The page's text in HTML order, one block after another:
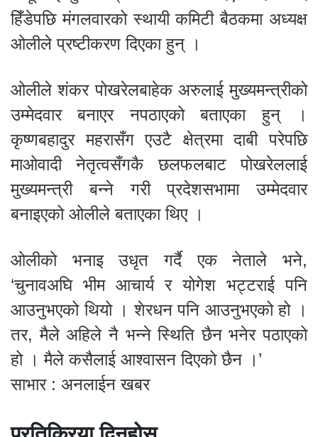
हिँडेपछि मंगलवारको स्थायी कमिटी बैठकमा अध्यक्ष
ओलीले प्रष्टीकरण दिएका हुन् ।
ओलीले शंकर पोखरेलबाहेक अरुलाई मुख्यमन्त्रीको
उम्मेदवार बनाएर नपठाएको बताएका हुन् ।
कृष्णबहादुर महरासँग एउटै क्षेत्रमा दाबी परेपछि
माओवादी नेतृत्वसँगकै छलफलबाट पोखरेललाई
मुख्यमन्त्री बन्ने गरी प्रदेशसभामा उम्मेदवार
बनाइएको ओलीले बताएका थिए ।
ओलीको भनाइ उधृत गर्दै एक नेताले भने,
‘चुनावअघि भीम आचार्य र योगेश भट्टराई पनि
आउनुभएको थियो । शेरधन पनि आउनुभएको हो ।
तर, मैले अहिले नै भन्ने स्थिति छैन भनेर पठाएको
हो । मैले कसैलाई आश्वासन दिएको छैन ।’
साभार : अनलाईन खबर